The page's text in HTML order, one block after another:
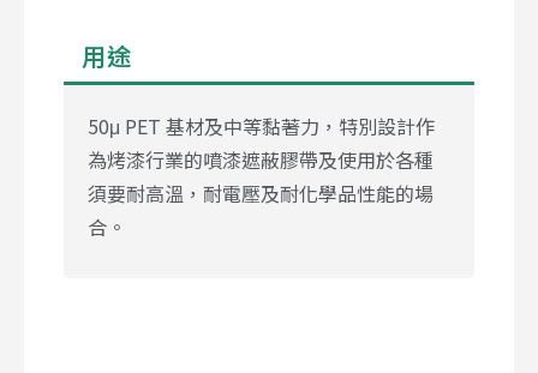
用途
50μ PET 基材及中等黏著力，特別設計作
為烤漆行業的噴漆遮蔽膠帶及使用於各種
須要耐高溫，耐電壓及耐化學品性能的場
合。